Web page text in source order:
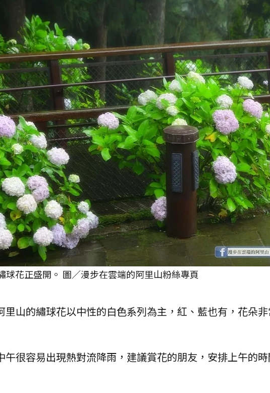
球花正盛開。 圖／漫步在雲端的阿里山粉絲專頁
里山的繡球花以中性的白色系列為主，紅、藍也有，花朵
午很容易出現熱對流降雨，建議賞花的朋友，安排上午的